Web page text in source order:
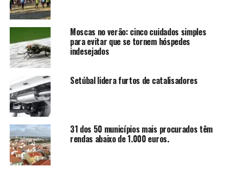
Moscas no verão: cinco cuidados simples
para evitar que se tornem hóspedes
indesejados
Setúbal lidera furtos de catalisadores
31 dos 50 municípios mais procurados têm
rendas abaixo de 1.000 euros.